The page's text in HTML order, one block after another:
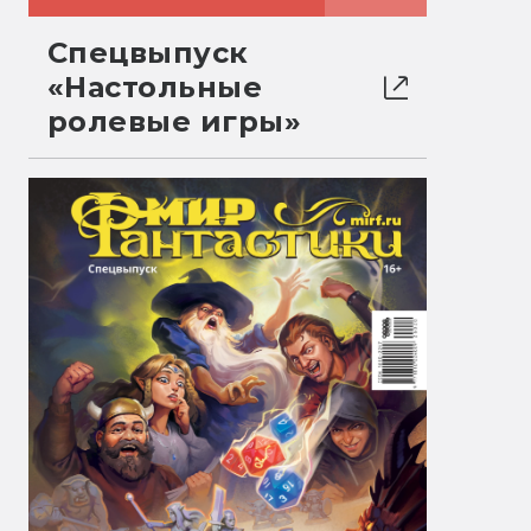
Спецвыпуск
«Настольные
ролевые игры»